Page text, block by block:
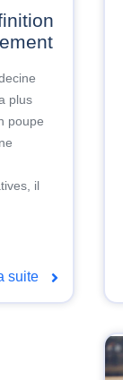
plus
poupe
il
suite